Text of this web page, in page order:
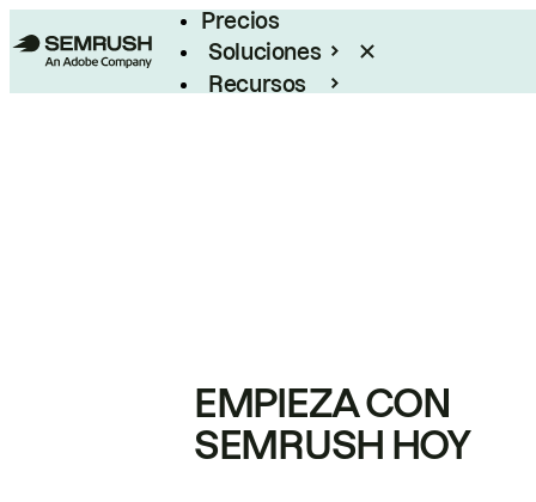
Precios
Soluciones
Recursos
EMPIEZA CON
SEMRUSH HOY